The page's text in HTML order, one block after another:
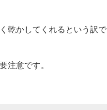
乾かしてくれるという訳で
注意です。